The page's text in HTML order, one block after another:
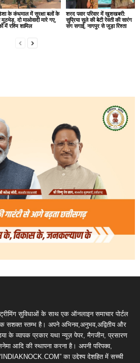
के कंधमाल में सुरक्षा बलों के
दो माओवादी मारे गए,
में रश्मि शामिल
शरद पवार परिवार में खुशखबरी:
सुप्रिया सुले की बेटी रेवती की सारंग
संग सगाई, नागपुर से जुड़ा रिश्ता
सुविधाओं के साथ एक ऑनलाइन समाचार पोर्टल
सशक्त स्तम्भ है। अपने अभिनव,अनुभव,अद्वितीय और
के व्यापक प्रकार यथा न्यूज़ पेपर, मैगजीन, प्रसारण
आदि की स्थापना करना है। अपनी परिपक्व,
का उद्देश्य देशहित में सच्ची